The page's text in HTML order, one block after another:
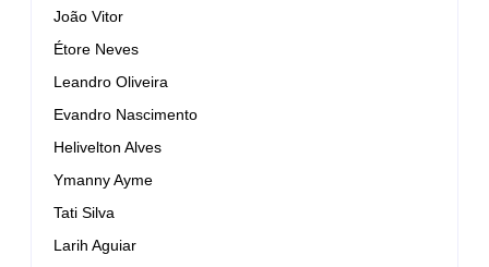
João Vitor
Étore Neves
Leandro Oliveira
Evandro Nascimento
Helivelton Alves
Ymanny Ayme
Tati Silva
Larih Aguiar